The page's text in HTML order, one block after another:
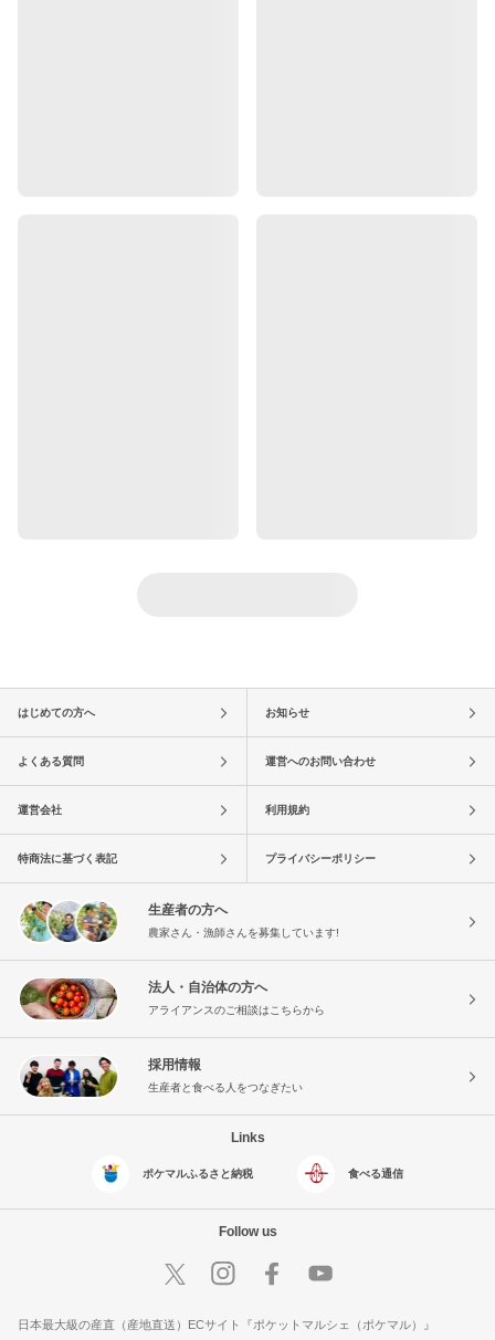
はじめての方へ お知らせ
よくある質問 運営へのお問い合わせ
運営会社 利用規約
特商法に基づく表記 プライバシーポリシー
生産者の方へ
農家さん・漁師さんを募集しています!
法人・自治体の方へ
アライアンスのご相談はこちらから
採用情報
生産者と食べる人をつなぎたい
Links
ポケマルふるさと納税 食べる通信
Follow us
日本最大級の産直（産地直送）ECサイト『ポケットマルシェ（ポケマル）』